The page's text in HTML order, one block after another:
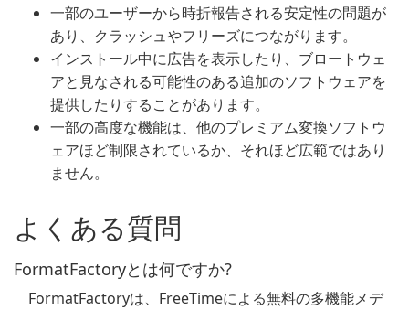
一部のユーザーから時折報告される安定性の問題が
あり、クラッシュやフリーズにつながります。
インストール中に広告を表示したり、ブロートウェ
アと見なされる可能性のある追加のソフトウェアを
提供したりすることがあります。
一部の高度な機能は、他のプレミアム変換ソフトウ
ェアほど制限されているか、それほど広範ではあり
ません。
よくある質問
FormatFactoryとは何ですか?
FormatFactoryは、FreeTimeによる無料の多機能メデ